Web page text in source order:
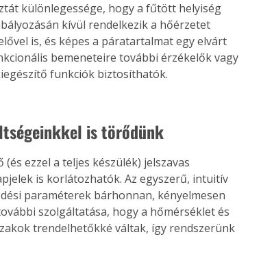
különlegessége, hogy a fűtött helyiség
kívül rendelkezik a hőérzetet
is, és képes a páratartalmat egy elvárt
bemeneteire további érzékelők vagy
funkciók biztosíthatók.
is törődünk
ezzel a teljes készülék) jelszavas
is korlátozhatók. Az egyszerű, intuitív
paraméterek bárhonnan, kényelmesen
szolgáltatása, hogy a hőmérséklet és
trendelhetőkké váltak, így rendszerünk